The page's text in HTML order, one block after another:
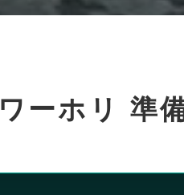
ワーホリ 準